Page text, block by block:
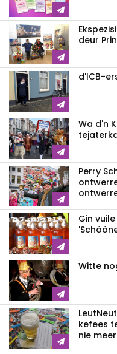
deur
d'ICB-
Wa d'n
Perry
Gin
Witte
kefees
nie